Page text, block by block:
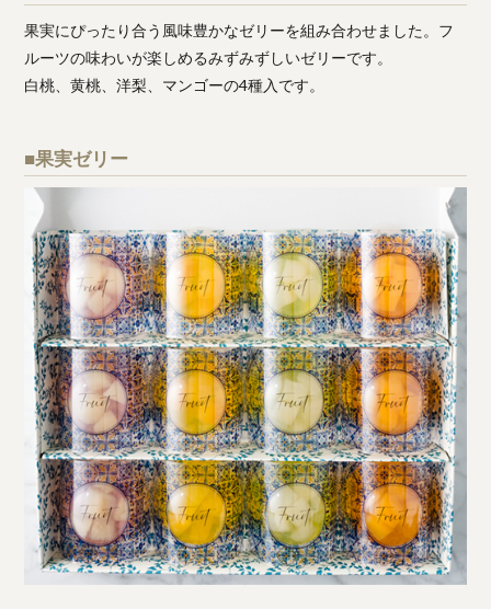
果実にぴったり合う風味豊かなゼリーを組み合わせました。フ
ルーツの味わいが楽しめるみずみずしいゼリーです。
白桃、黄桃、洋梨、マンゴーの4種入です。
■果実ゼリー